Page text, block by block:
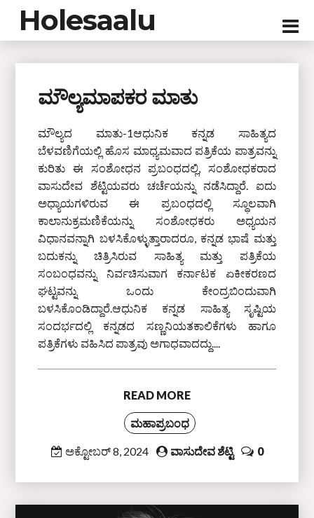
Holesaalu
ಮೌಲ್ಯಮಾಪಕರ ಮಾತು
ಮೌಲ್ಯದ ಮಾತು-1ಆಧುನಿಕ ಕನ್ನಡ ಸಾಹಿತ್ಯದ
ಬೆಳವಣಿಗೆಯಲ್ಲಿ ಹೊಸ ಮಾಧ್ಯಮವಾದ ಪತ್ರಿಕೆಯ ಪಾತ್ರವನ್ನು
ಕುರಿತು ಈ ಸಂಶೋಧನ ಪ್ರಬಂಧದಲ್ಲಿ, ಸಂಶೋಧಕರಾದ
ವಾಸುದೇವ ಶೆಟ್ಟಿಯವರು ಚರ್ಚೆಯನ್ನು ನಡೆಸಿದ್ದಾರೆ. ಐದು
ಅಧ್ಯಾಯಗಳಿರುವ ಈ ಪ್ರಬಂಧದಲ್ಲಿ ಸ್ಥೂಲವಾಗಿ
ಕಾಲಾನುಕ್ರಮಣಿಕೆಯನ್ನು ಸಂಶೋಧಕರು ಅಧ್ಯಯನ
ವಿಧಾನವನ್ನಾಗಿ ಬಳಸಿಕೊಳ್ಳುತ್ತಾರಾದರೂ, ಕನ್ನಡ ಭಾಷೆ ಮತ್ತು
ಬದುಕನ್ನು ಚಿತ್ರಿಸಿರುವ ಸಾಹಿತ್ಯ ಮತ್ತು ಪತ್ರಿಕೆಯ
ಸಂಬಂಧವನ್ನು ನಿರ್ವಚಿಸುವಾಗ ಕರ್ನಾಟಕ ಏಕೀಕರಣದ
ಘಟ್ಟವನ್ನು ಒಂದು ಕೇಂದ್ರಬಿಂದುವಾಗಿ
ಬಳಸಿಕೊಂಡಿದ್ದಾರೆ.ಆಧುನಿಕ ಕನ್ನಡ ಸಾಹಿತ್ಯ ಸೃಷ್ಟಿಯ
ಸಂದರ್ಭದಲ್ಲಿ ಕನ್ನಡದ ಸಣ್ಣನಿಯತಕಾಲಿಕೆಗಳು ಹಾಗೂ
ಪತ್ರಿಕೆಗಳು ವಹಿಸಿದ ಪಾತ್ರವು ಅಗಾಧವಾದದ್ದು....
READ MORE
ಮಹಾಪ್ರಬಂಧ
ಅಕ್ಟೋಬರ್ 8, 2024 ವಾಸುದೇವ ಶೆಟ್ಟಿ 0